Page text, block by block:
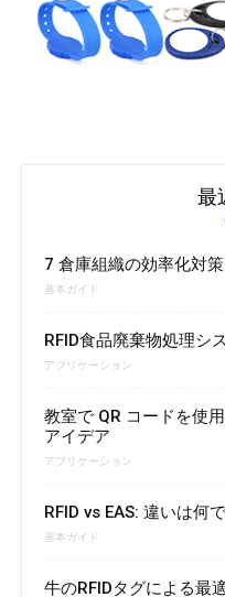
最
7 倉庫組織の効率化対策
基本ガイド
RFID食品廃棄物処理シ
アプリケーション
教室で QR コードを使
アイデア
アプリケーション
RFID vs EAS: 違いは何
基本ガイド
牛のRFIDタグによる最